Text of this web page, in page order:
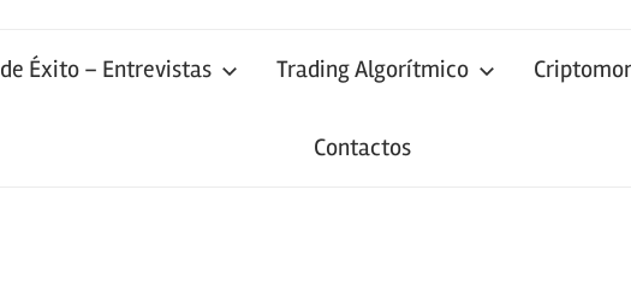
de Éxito – Entrevistas Trading Algorítmico
Contactos